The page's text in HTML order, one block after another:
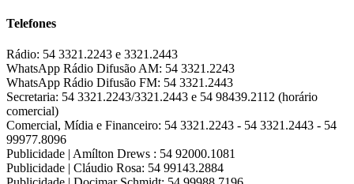
Telefones
Rádio: 54 3321.2243 e 3321.2443
WhatsApp Rádio Difusão AM: 54 3321.2243
WhatsApp Rádio Difusão FM: 54 3321.2443
Secretaria: 54 3321.2243/3321.2443 e 54 98439.2112 (horário
comercial)
Comercial, Mídia e Financeiro: 54 3321.2243 - 54 3321.2443 - 54
99977.8096
Publicidade | Amílton Drews : 54 92000.1081
Publicidade | Cláudio Rosa: 54 99143.2884